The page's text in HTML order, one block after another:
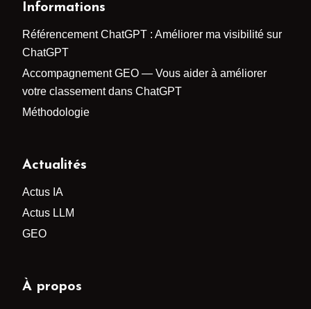
Informations
Référencement ChatGPT : Améliorer ma visibilité sur
ChatGPT
Accompagnement GEO — Vous aider à améliorer
votre classement dans ChatGPT
Méthodologie
Actualités
Actus IA
Actus LLM
GEO
À propos